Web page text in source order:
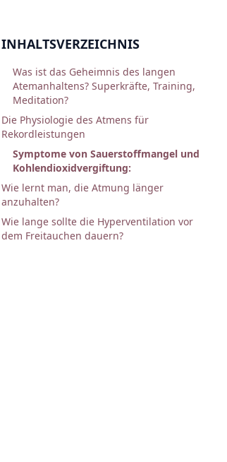
INHALTSVERZEICHNIS
Was ist das Geheimnis des langen
Atemanhaltens? Superkräfte, Training,
Meditation?
Die Physiologie des Atmens für
Rekordleistungen
Symptome von Sauerstoffmangel und
Kohlendioxidvergiftung:
Wie lernt man, die Atmung länger
anzuhalten?
Wie lange sollte die Hyperventilation vor
dem Freitauchen dauern?